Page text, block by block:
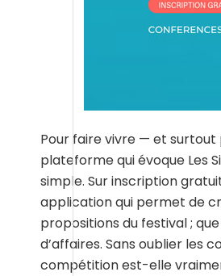
Pour faire vivre — et
plateforme qui évoque Les
simple. Sur inscription
application qui permet de
propositions du festival ;
d’affaires. Sans oublier les
compétition est-elle